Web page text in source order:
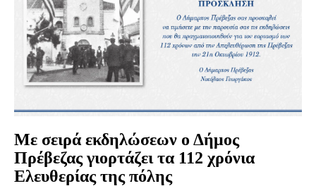
Με σειρά εκδηλώσεων ο Δήμος
Πρέβεζας γιορτάζει τα 112 χρόνια
Ελευθερίας της πόλης